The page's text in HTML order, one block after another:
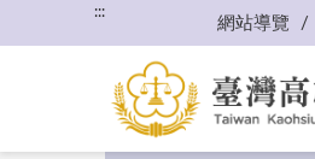
:::
網站導覽